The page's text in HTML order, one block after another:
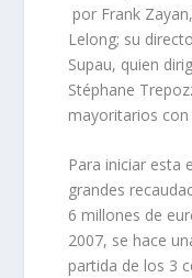
por Frank
Lelong; su
Supau, quien
Stéphane
mayoritarios con
Para iniciar esta
grandes
6 millones de
2007, se hace
partida de los 3